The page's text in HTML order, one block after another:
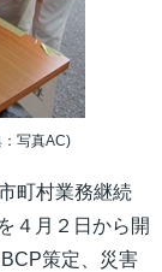
写真AC)
町村業務継続
４月２日から開
策定、災害